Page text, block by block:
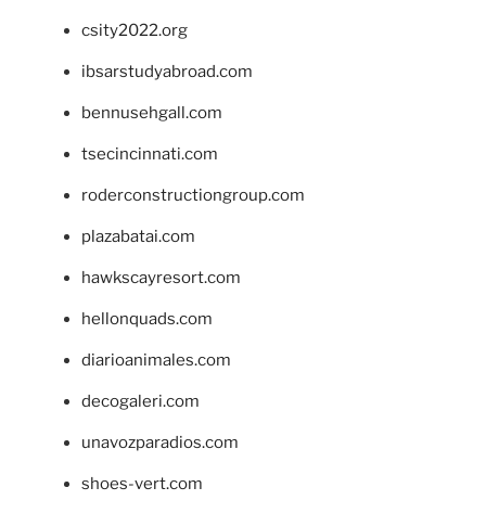
csity2022.org
ibsarstudyabroad.com
bennusehgall.com
tsecincinnati.com
roderconstructiongroup.com
plazabatai.com
hawkscayresort.com
hellonquads.com
diarioanimales.com
decogaleri.com
unavozparadios.com
shoes-vert.com